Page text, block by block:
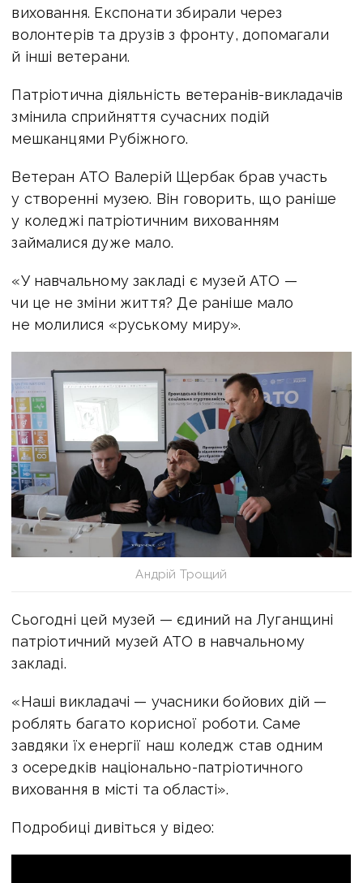
виховання. Експонати збирали через
волонтерів та друзів з фронту, допомагали
й інші ветерани.
Патріотична діяльність ветеранів-викладачів
змінила сприйняття сучасних подій
мешканцями Рубіжного.
Ветеран АТО Валерій Щербак брав участь
у створенні музею. Він говорить, що раніше
у коледжі патріотичним вихованням
займалися дуже мало.
«У навчальному закладі є музей АТО —
чи це не зміни життя? Де раніше мало
не молилися «руському миру».
Андрій Трощий
Сьогодні цей музей — єдиний на Луганщині
патріотичний музей АТО в навчальному
закладі.
«Наші викладачі — учасники бойових дій —
роблять багато корисної роботи. Саме
завдяки їх енергії наш коледж став одним
з осередків національно-патріотичного
виховання в місті та області».
Подробиці дивіться у відео: